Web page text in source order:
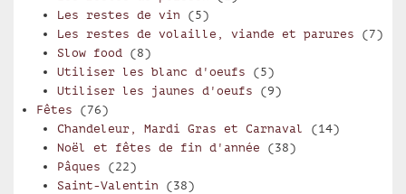
Les restes de vin (5)
Les restes de volaille, viande et parures (7)
Slow food (8)
Utiliser les blanc d'oeufs (5)
Utiliser les jaunes d'oeufs (9)
Fêtes (76)
Chandeleur, Mardi Gras et Carnaval (14)
Noël et fêtes de fin d'année (38)
Pâques (22)
Saint-Valentin (38)